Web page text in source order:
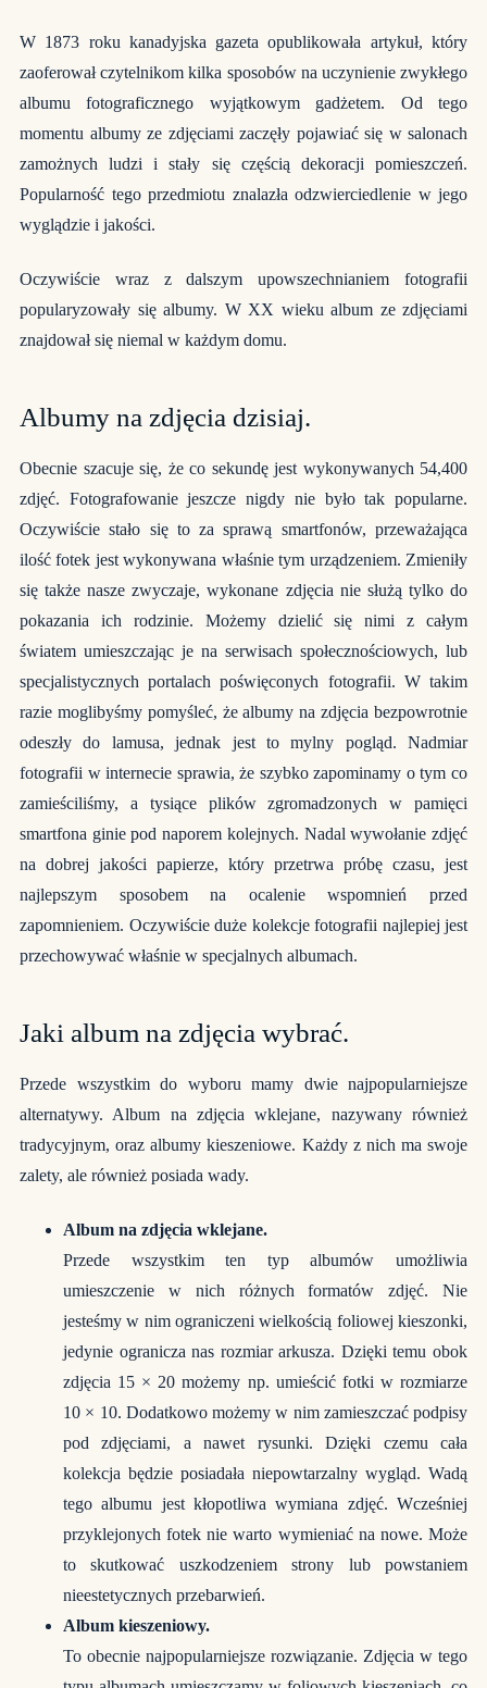
W 1873 roku kanadyjska gazeta opublikowała artykuł, który
zaoferował czytelnikom kilka sposobów na uczynienie zwykłego
albumu fotograficznego wyjątkowym gadżetem. Od tego
momentu albumy ze zdjęciami zaczęły pojawiać się w salonach
zamożnych ludzi i stały się częścią dekoracji pomieszczeń.
Popularność tego przedmiotu znalazła odzwierciedlenie w jego
wyglądzie i jakości.
Oczywiście wraz z dalszym upowszechnianiem fotografii
popularyzowały się albumy. W XX wieku album ze zdjęciami
znajdował się niemal w każdym domu.
Albumy na zdjęcia dzisiaj.
Obecnie szacuje się, że co sekundę jest wykonywanych 54,400
zdjęć. Fotografowanie jeszcze nigdy nie było tak popularne.
Oczywiście stało się to za sprawą smartfonów, przeważająca
ilość fotek jest wykonywana właśnie tym urządzeniem. Zmieniły
się także nasze zwyczaje, wykonane zdjęcia nie służą tylko do
pokazania ich rodzinie. Możemy dzielić się nimi z całym
światem umieszczając je na serwisach społecznościowych, lub
specjalistycznych portalach poświęconych fotografii. W takim
razie moglibyśmy pomyśleć, że albumy na zdjęcia bezpowrotnie
odeszły do lamusa, jednak jest to mylny pogląd. Nadmiar
fotografii w internecie sprawia, że szybko zapominamy o tym co
zamieściliśmy, a tysiące plików zgromadzonych w pamięci
smartfona ginie pod naporem kolejnych. Nadal wywołanie zdjęć
na dobrej jakości papierze, który przetrwa próbę czasu, jest
najlepszym sposobem na ocalenie wspomnień przed
zapomnieniem. Oczywiście duże kolekcje fotografii najlepiej jest
przechowywać właśnie w specjalnych albumach.
Jaki album na zdjęcia wybrać.
Przede wszystkim do wyboru mamy dwie najpopularniejsze
alternatywy. Album na zdjęcia wklejane, nazywany również
tradycyjnym, oraz albumy kieszeniowe. Każdy z nich ma swoje
zalety, ale również posiada wady.
Album na zdjęcia wklejane.
Przede wszystkim ten typ albumów umożliwia
umieszczenie w nich różnych formatów zdjęć. Nie
jesteśmy w nim ograniczeni wielkością foliowej kieszonki,
jedynie ogranicza nas rozmiar arkusza. Dzięki temu obok
zdjęcia 15 × 20 możemy np. umieścić fotki w rozmiarze
10 × 10. Dodatkowo możemy w nim zamieszczać podpisy
pod zdjęciami, a nawet rysunki. Dzięki czemu cała
kolekcja będzie posiadała niepowtarzalny wygląd. Wadą
tego albumu jest kłopotliwa wymiana zdjęć. Wcześniej
przyklejonych fotek nie warto wymieniać na nowe. Może
to skutkować uszkodzeniem strony lub powstaniem
nieestetycznych przebarwień.
Album kieszeniowy.
To obecnie najpopularniejsze rozwiązanie. Zdjęcia w tego